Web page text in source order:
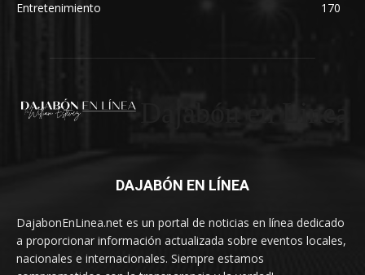
Entretenimiento
170
DAJABÓN EN LÍNEA
DajabonEnLinea.net es un portal de noticias en línea dedicado
a proporcionar información actualizada sobre eventos locales,
nacionales e internacionales. Siempre estamos